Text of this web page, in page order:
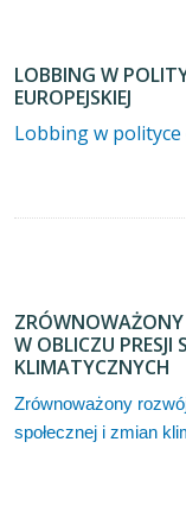
LOBBING W
EUROPEJSKIEJ
Lobbing w
ZRÓWNOWAŻONY
W OBLICZU PRESJI
KLIMATYCZNYCH
Zrównoważony
społecznej i zmian